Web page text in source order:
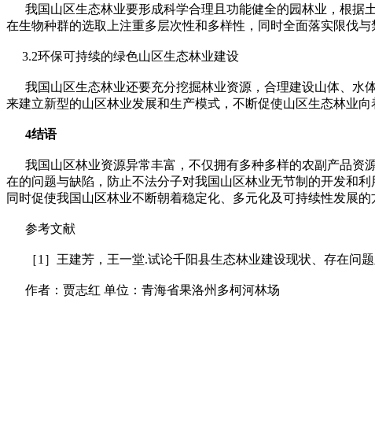
我国山区生态林业要形成科学合理且功能健全的园林业，根据
在生物种群的选取上注重多层次性和多样性，同时全面落实限伐
3.2环保可持续的绿色山区生态林业建设
我国山区生态林业还要充分挖掘林业资源，合理建设山体、水
来建立新型的山区林业发展和生产模式，不断促使山区生态林业向
4结语
我国山区林业资源异常丰富，不仅拥有多种多样的农副产品资
在的问题与缺陷，防止不法分子对我国山区林业无节制的开发和
同时促使我国山区林业不断朝着稳定化、多元化及可持续性发展的
参考文献
［1］王建芳，王一堂.试论千阳县生态林业建设现状、存在问题
作者：贾志红 单位：青海省果洛州多柯河林场